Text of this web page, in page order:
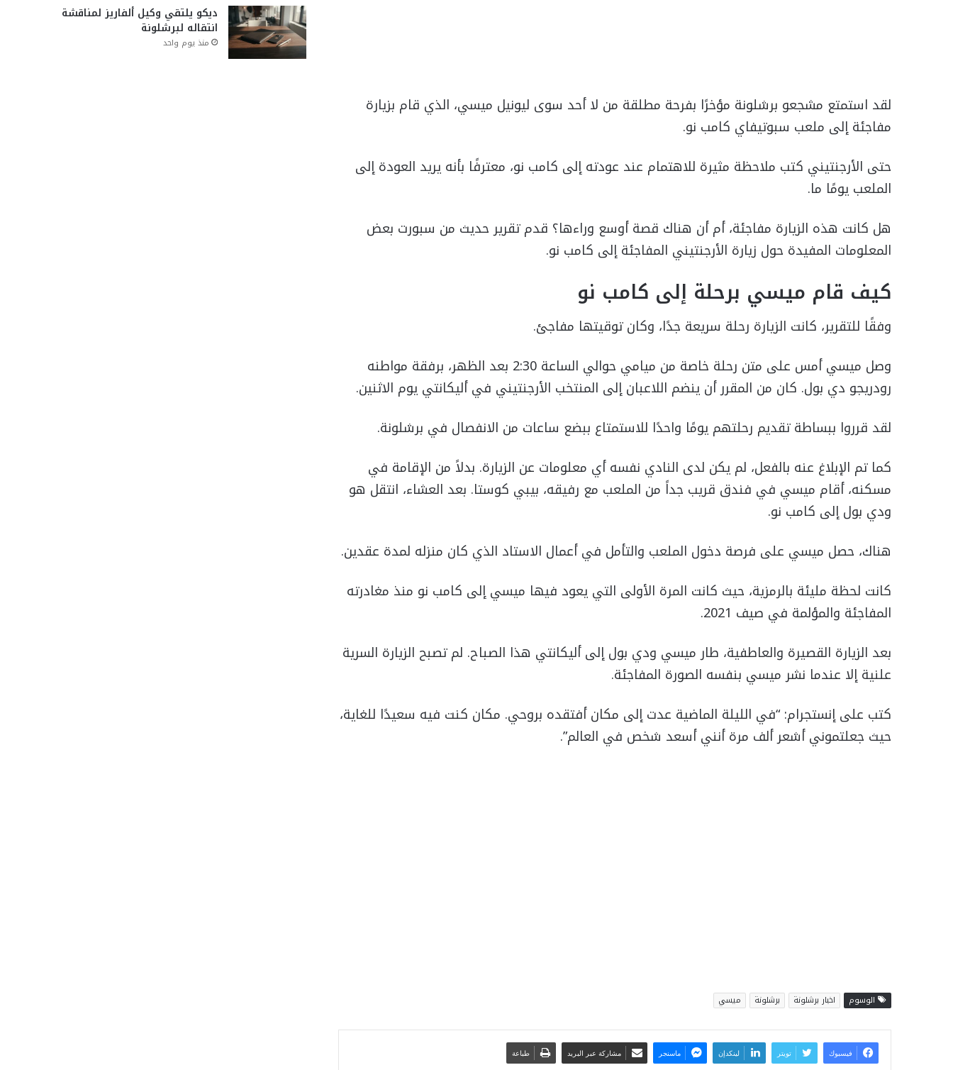
لقد استمتع مشجعو برشلونة مؤخرًا بفرحة مطلقة من لا أحد سوى ليونيل ميسي، الذي قام بزيارة
مفاجئة إلى ملعب سبوتيفاي كامب نو.
حتى الأرجنتيني كتب ملاحظة مثيرة للاهتمام عند عودته إلى كامب نو، معترفًا بأنه يريد العودة إلى
الملعب يومًا ما.
هل كانت هذه الزيارة مفاجئة، أم أن هناك قصة أوسع وراءها؟ قدم تقرير حديث من سبورت بعض
المعلومات المفيدة حول زيارة الأرجنتيني المفاجئة إلى كامب نو.
كيف قام ميسي برحلة إلى كامب نو
وفقًا للتقرير، كانت الزيارة رحلة سريعة جدًا، وكان توقيتها مفاجئ.
وصل ميسي أمس على متن رحلة خاصة من ميامي حوالي الساعة 2:30 بعد الظهر، برفقة مواطنه
رودريجو دي بول. كان من المقرر أن ينضم اللاعبان إلى المنتخب الأرجنتيني في أليكانتي يوم الاثنين.
لقد قرروا ببساطة تقديم رحلتهم يومًا واحدًا للاستمتاع ببضع ساعات من الانفصال في برشلونة.
كما تم الإبلاغ عنه بالفعل، لم يكن لدى النادي نفسه أي معلومات عن الزيارة. بدلاً من الإقامة في
مسكنه، أقام ميسي في فندق قريب جداً من الملعب مع رفيقه، بيبي كوستا. بعد العشاء، انتقل هو
ودي بول إلى كامب نو.
هناك، حصل ميسي على فرصة دخول الملعب والتأمل في أعمال الاستاد الذي كان منزله لمدة عقدين.
كانت لحظة مليئة بالرمزية، حيث كانت المرة الأولى التي يعود فيها ميسي إلى كامب نو منذ مغادرته
المفاجئة والمؤلمة في صيف 2021.
بعد الزيارة القصيرة والعاطفية، طار ميسي ودي بول إلى أليكانتي هذا الصباح. لم تصبح الزيارة السرية
علنية إلا عندما نشر ميسي بنفسه الصورة المفاجئة.
كتب على إنستجرام: “في الليلة الماضية عدت إلى مكان أفتقده بروحي. مكان كنت فيه سعيدًا للغاية،
حيث جعلتموني أشعر ألف مرة أنني أسعد شخص في العالم”.
الوسوم اخبار برشلونة برشلونة ميسي
فيسبوك تويتر لينكدإن ماسنجر مشاركة عبر البريد طباعة
ديكو يلتقي وكيل ألفاريز لمناقشة
انتقاله لبرشلونة
منذ يوم واحد